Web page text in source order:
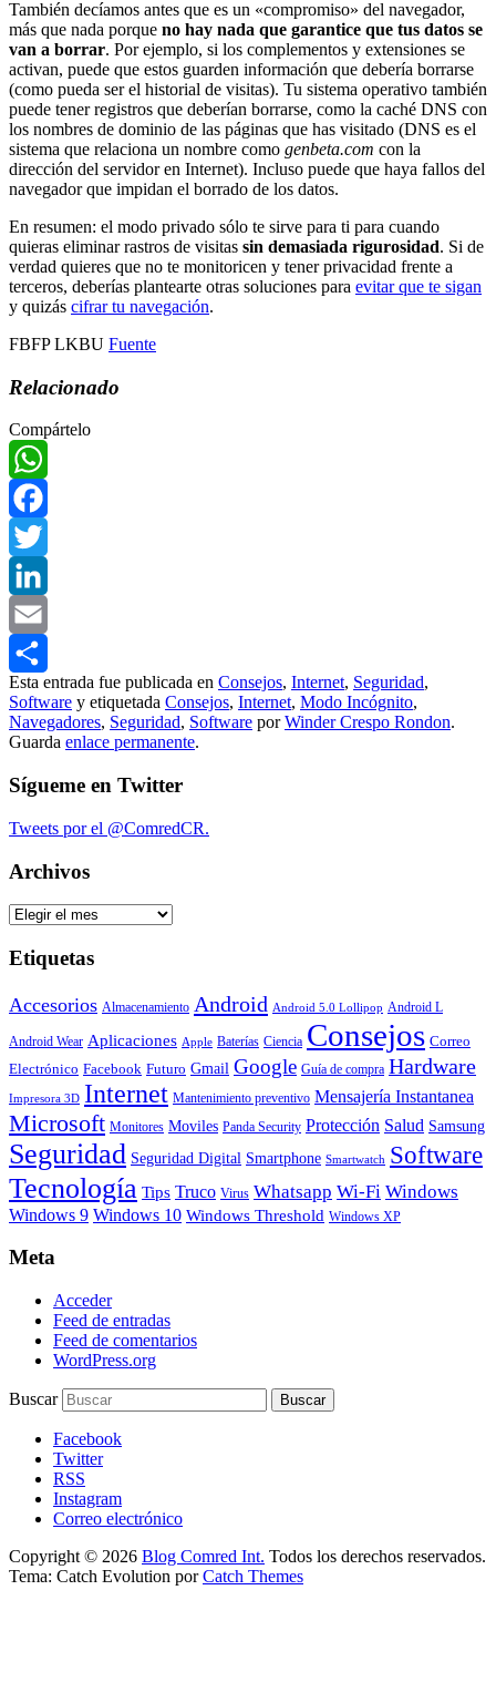
También decíamos antes que es un «compromiso» del navegador,
más que nada porque no hay nada que garantice que tus datos se
van a borrar. Por ejemplo, si los complementos y extensiones se
activan, puede que estos guarden información que debería borrarse
(como pueda ser el historial de visitas). Tu sistema operativo también
puede tener registros que deberían borrarse, como la caché DNS con
los nombres de dominio de las páginas que has visitado (DNS es el
sistema que relaciona un nombre como genbeta.com con la
dirección del servidor en Internet). Incluso puede que haya fallos del
navegador que impidan el borrado de los datos.
En resumen: el modo privado sólo te sirve para ti para cuando
quieras eliminar rastros de visitas sin demasiada rigurosidad. Si de
verdad quieres que no te monitoricen y tener privacidad frente a
terceros, deberías plantearte otras soluciones para evitar que te sigan
y quizás cifrar tu navegación.
FBFP LKBU Fuente
Relacionado
Compártelo
WhatsApp
Facebook
Twitter
LinkedIn
Email
Compartir
Esta entrada fue publicada en Consejos, Internet, Seguridad,
Software y etiquetada Consejos, Internet, Modo Incógnito,
Navegadores, Seguridad, Software porWinder Crespo Rondon.
Guarda enlace permanente.
Sígueme en Twitter
Tweets por el @ComredCR.
Archivos
Archivos
Etiquetas
Accesorios Almacenamiento Android Android 5.0 Lollipop Android L
Android Wear Aplicaciones Apple Baterías Ciencia Consejos Correo
Electrónico Facebook Futuro Gmail Google Guía de compra Hardware
Impresora 3D Internet Mantenimiento preventivo Mensajería Instantanea
Microsoft Monitores Moviles Panda Security Protección Salud Samsung
Seguridad Seguridad Digital Smartphone Smartwatch Software
Tecnología Tips Truco Virus Whatsapp Wi-Fi Windows
Windows 9 Windows 10 Windows Threshold Windows XP
Meta
Acceder
Feed de entradas
Feed de comentarios
WordPress.org
Buscar
Facebook
Twitter
RSS
Instagram
Correo electrónico
Copyright © 2026 Blog Comred Int. Todos los derechos reservados.
Tema: Catch Evolution porCatch Themes